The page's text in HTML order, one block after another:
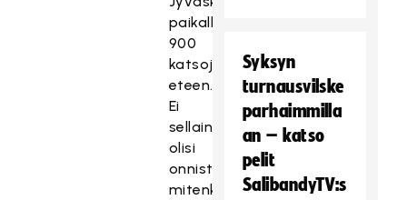
paikallispelin
900
katsojan
eteen.
Ei
sellainen
olisi
onnistunut
mitenkään
Syksyn
turnausvilske
parhaimmilla
an – katso
pelit
SalibandyTV:s